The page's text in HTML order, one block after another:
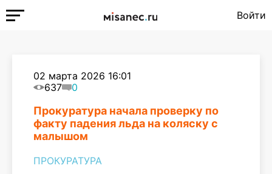
Войти
02 марта 2026 16:01
637
0
Прокуратура начала проверку по
факту падения льда на коляску с
малышом
ПРОКУРАТУРА